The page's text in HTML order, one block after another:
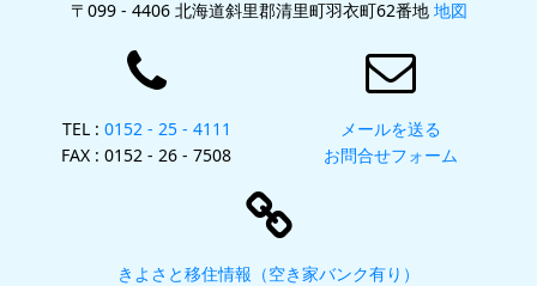
〒099 - 4406 北海道斜里郡清里町羽衣町62番地 地図
TEL : 0152 - 25 - 4111
FAX : 0152 - 26 - 7508
メールを送る
お問合せフォーム
きよさと移住情報（空き家バンク有り）